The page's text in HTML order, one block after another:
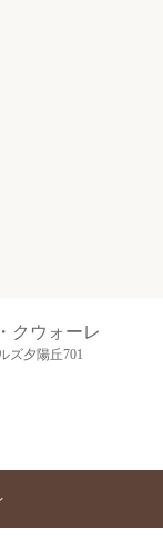
クウォーレ
ズ夕陽丘701